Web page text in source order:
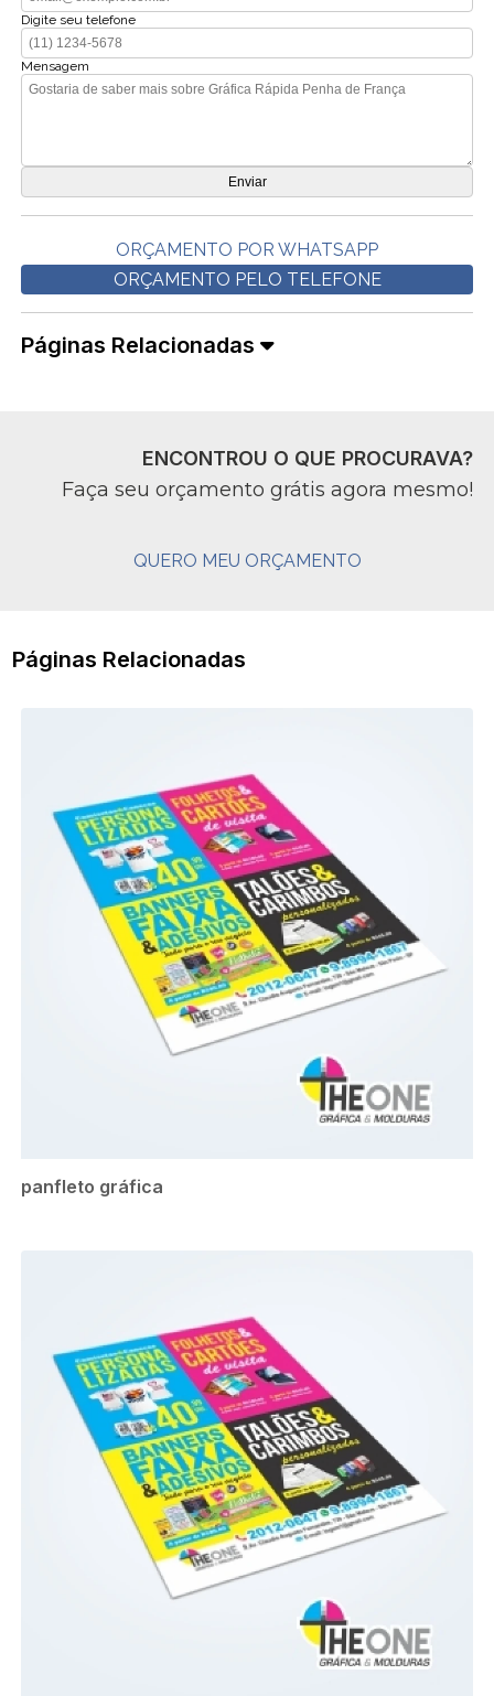
Digite seu telefone
Mensagem
ORÇAMENTO POR WHATSAPP
ORÇAMENTO PELO TELEFONE
Páginas Relacionadas
ENCONTROU O QUE PROCURAVA?
Faça seu orçamento grátis agora mesmo!
QUERO MEU ORÇAMENTO
Páginas Relacionadas
panfleto gráfica